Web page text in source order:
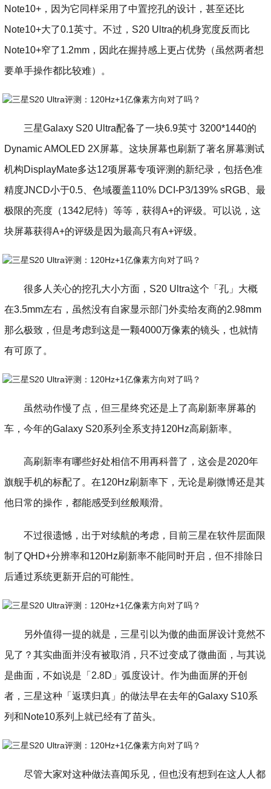
Note10+，因为它同样采用了中置挖孔的设计，甚至还比
Note10+大了0.1英寸。不过，S20 Ultra的机身宽度反而比
Note10+窄了1.2mm，因此在握持感上更占优势（虽然两者想
要单手操作都比较难）。
三星Galaxy S20 Ultra配备了一块6.9英寸 3200*1440的
Dynamic AMOLED 2X屏幕。这块屏幕也刷新了著名屏幕测试
机构DisplayMate多达12项屏幕专项评测的新纪录，包括色准
精度JNCD小于0.5、色域覆盖110% DCI-P3/139% sRGB、最
极限的亮度（1342尼特）等等，获得A+的评级。可以说，这
块屏幕获得A+的评级是因为最高只有A+评级。
很多人关心的挖孔大小方面，S20 Ultra这个「孔」大概
在3.5mm左右，虽然没有自家显示部门外卖给友商的2.98mm
那么极致，但是考虑到这是一颗4000万像素的镜头，也就情
有可原了。
虽然动作慢了点，但三星终究还是上了高刷新率屏幕的
车，今年的Galaxy S20系列全系支持120Hz高刷新率。
高刷新率有哪些好处相信不用再科普了，这会是2020年
旗舰手机的标配了。在120Hz刷新率下，无论是刷微博还是其
他日常的操作，都能感受到丝般顺滑。
不过很遗憾，出于对续航的考虑，目前三星在软件层面限
制了QHD+分辨率和120Hz刷新率不能同时开启，但不排除日
后通过系统更新开启的可能性。
另外值得一提的就是，三星引以为傲的曲面屏设计竟然不
见了？其实曲面并没有被取消，只不过变成了微曲面，与其说
是曲面，不如说是「2.8D」弧度设计。作为曲面屏的开创
者，三星这种「返璞归真」的做法早在去年的Galaxy S10系
列和Note10系列上就已经有了苗头。
尽管大家对这种做法喜闻乐见，但也没有想到在这人人都